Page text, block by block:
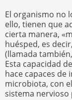
El organismo no
ello, tienen que
cierta manera,
huésped, es
(llamada
Esta capacidad
hace capaces de
microbiota, con
sistema nervioso